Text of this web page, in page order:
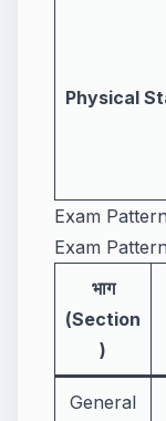
Physical
Exam
Exam Pattern
भाग
(Section
)
General